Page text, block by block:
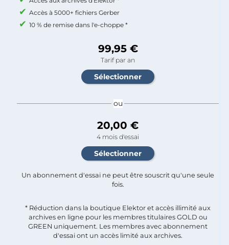
Accès à 5000+ fichiers Gerber
10 % de remise dans l'e-choppe *
99,95 €
Tarif par an
ou
20,00 €
4 mois d'essai
Un abonnement d'essai ne peut être souscrit qu'une seule
fois.​
* Réduction dans la boutique Elektor et accès illimité aux
archives en ligne pour les membres titulaires GOLD ou
GREEN uniquement. Les membres avec abonnement
d'essai ont un accès limité aux archives.